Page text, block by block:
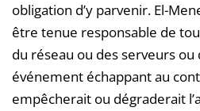
obligation d’y parvenir. El-
être tenue responsable de
du réseau ou des serveurs
événement échappant au
empêcherait ou dégraderait